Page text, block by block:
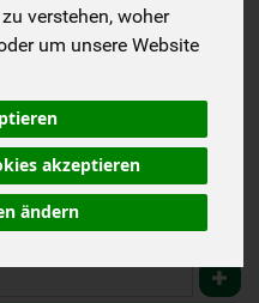
verstehen, woher
um unsere Website
akzeptieren
ändern
€ / Stk
€ / kg)
7% MwSt.